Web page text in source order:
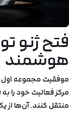
فتح ژنو
هوشمند
موفقیت مجموعه اول
مرکز فعالیت خود را
منتقل کنند. آن‌ها از